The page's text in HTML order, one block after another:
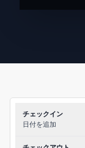
最寄駅の
関西空港へ
チェックイン
日付を追加